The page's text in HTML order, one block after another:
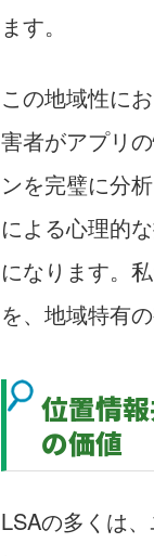
ます。
この地域性に
害者がアプリ
ンを完璧に分
による心理的
になります。
を、地域特有
位置情
の価値
LSAの多くは